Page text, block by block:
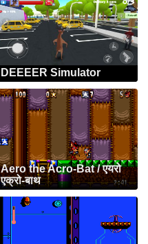
DEEEER Simulator
Aero the Acro-Bat / एयरो
एक्रो-बाथ